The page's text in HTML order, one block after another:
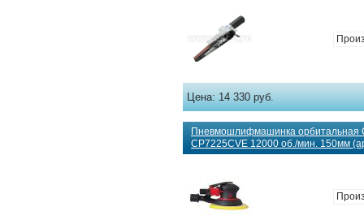
Цена:14 330 руб.
Пневмошлифмашинка орбитальная
CP7225CVE 12000 об./мин. 150мм